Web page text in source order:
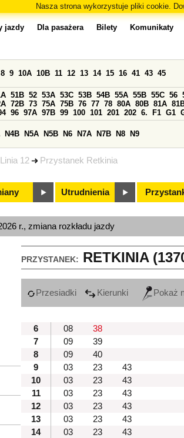
Nasza strona wykorzystuje pliki cookie.
Linia 12 Przystanek Retkinia
jazdy Dla pasażera Bilety Komunikaty
8 9 10A 10B 11 12 13 14 15 16 41 43 45
51B 52 53A 53C 53B 54B 55A 55B 55C 56
72B 73 75A 75B 76 77 78 80A 80B 81A
96 97A 97B 99 100 101 201 202 6. F1 G1
N4B N5A N5B N6 N7A N7B N8 N9
Utrudnienia
r., zmiana rozkładu jazdy
PRZYSTANEK: RETKINIA
Przesiadki Kierunki Pokaż
6
08
38
7
09
39
8
09
40
9
03 23
43
10
03 23
43
11
03 23
43
12
03 23
43
13
03 23
43
14
03 23
43